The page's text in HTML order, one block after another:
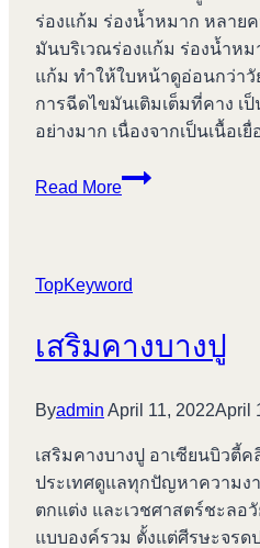
ร่องแก้ม ร่องน้ำหมาก หลาย
มันบริเวณร่องแก้ม ร่องน้ำหม
แก้ม ทำให้ใบหน้าดูอ่อนกว่าวั
การฉีดไขมันเติมเต็มที่คาง เ
อย่างมาก เนื่องจากเป็นเนื้อเยื่
Read More
เสริม
TopKeyword
เสริมคางบางปู
Byadmin April 11, 2022April
เสริมคางบางปู อาเซียนบิวตี้
ประเทศดูแลทุกปัญหาความง
ตกแต่ง และเวชศาสตร์ชะลอ
แบบองค์รวม ตั้งแต่ศีรษะจรด